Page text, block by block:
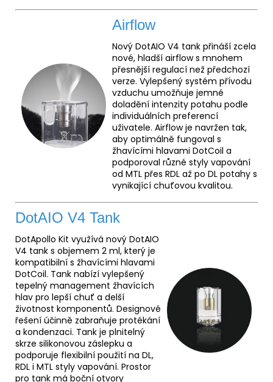
Airflow
Nový DotAIO V4 tank přináší zcela
nové, hladší airflow s mnohem
přesnější regulací než předchozí
verze. Vylepšený systém přívodu
vzduchu umožňuje jemné
doladění intenzity potahu podle
individuálních preferencí
uživatele. Airflow je navržen tak,
aby optimálně fungoval s
žhavícími hlavami DotCoil a
podporoval různé styly vapování
od MTL přes RDL až po DL potahy s
vynikající chuťovou kvalitou.
DotAIO V4 Tank
DotApollo Kit využívá nový DotAIO
V4 tank s objemem 2 ml, který je
kompatibilní s žhavícími hlavami
DotCoil. Tank nabízí vylepšený
tepelný management žhavících
hlav pro lepší chuť a delší
životnost komponentů. Designové
řešení účinně zabraňuje protékání
a kondenzaci. Tank je plnitelný
skrze silikonovou záslepku a
podporuje flexibilní použití na DL,
RDL i MTL styly vapování. Prostor
pro tank má boční otvory